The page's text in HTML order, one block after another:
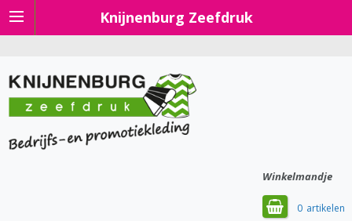
Knijnenburg Zeefdruk
Winkelmandje
0